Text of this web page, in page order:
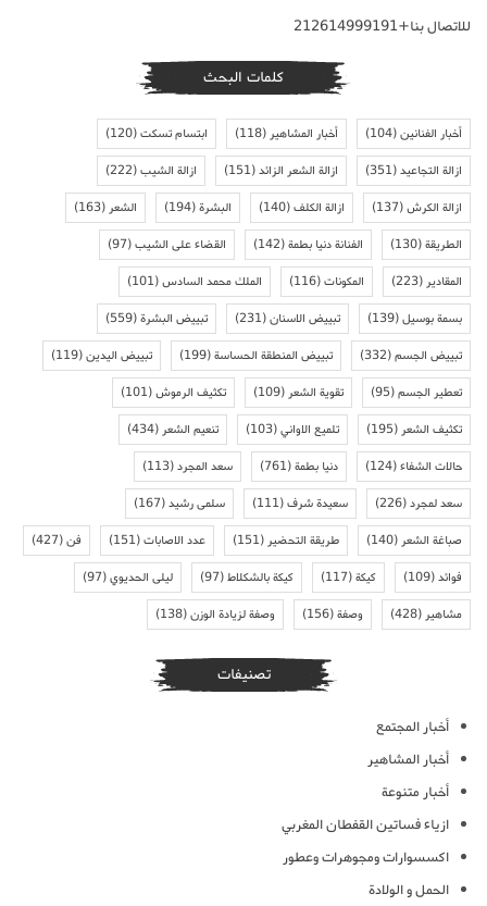
للاتصال بنا+212614999191
كلمات البحث
أخبار الفنانين(104) أخبار المشاهير(118) ابتسام تسكت(120)
ازالة التجاعيد(351) ازالة الشعر الزائد(151) ازالة الشيب(222)
ازالة الكرش(137) ازالة الكلف(140) البشرة(194) الشعر(163)
الطريقة(130) الفنانة دنيا بطمة(142) القضاء على الشيب(97)
المقادير(223) المكونات(116) الملك محمد السادس(101)
بسمة بوسيل(139) تبييض الاسنان(231) تبييض البشرة(559)
تبييض الجسم(332) تبييض المنطقة الحساسة(199) تبييض اليدين(119)
تعطير الجسم(95) تقوية الشعر(109) تكثيف الرموش(101)
تكثيف الشعر(195) تلميع الاواني(103) تنعيم الشعر(434)
حالات الشفاء(124) دنيا بطمة(761) سعد المجرد(113)
سعد لمجرد(226) سعيدة شرف(111) سلمى رشيد(167)
صباغة الشعر(140) طريقة التحضير(151) عدد الاصابات(151) فن(427)
فوائد(109) كيكة(117) كيكة بالشكلاط(97) ليلى الحديوي(97)
مشاهير(428) وصفة(156) وصفة لزيادة الوزن(138)
تصنيفات
أخبار المجتمع
أخبار المشاهير
أخبار متنوعة
ازياء فساتين القفطان المغربي
اكسسوارات ومجوهرات وعطور
الحمل و الولادة